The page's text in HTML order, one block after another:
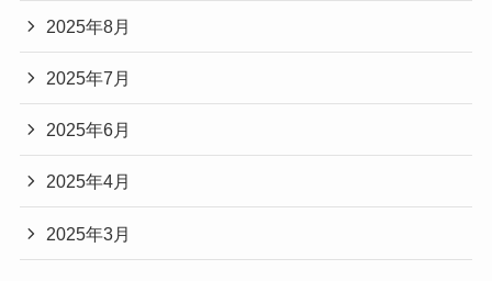
2025年8月
2025年7月
2025年6月
2025年4月
2025年3月